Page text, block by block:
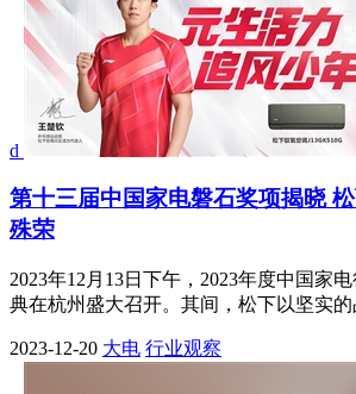
d
第十三届中国家电磐石奖项揭晓
殊荣
2023年12月13日下午，2023年度中国家
典在杭州盛大召开。其间，松下以坚实的
2023-12-20 大电 行业观察